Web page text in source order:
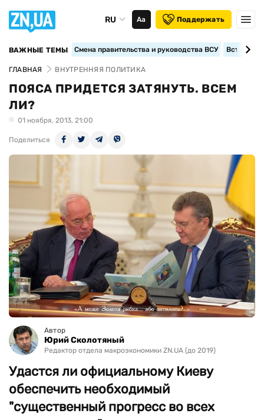
RU Аа Поддержать
ВАЖНЫЕ ТЕМЫ Смена правительства и руководства ВСУ
ГЛАВНАЯ ВНУТРЕННЯЯ ПОЛИТИКА
ПОЯСА ПРИДЕТСЯ ЗАТЯНУТЬ. ВСЕМ
ЛИ?
01 ноября, 2013, 21:00
Поделиться
Автор
Юрий Сколотяный
Редактор отдела макроэкономики ZN.UA (до 2019)
Удастся ли официальному Киеву
обеспечить необходимый
"существенный прогресс во всех